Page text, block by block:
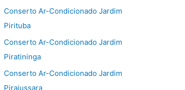
Conserto Ar-Condicionado Jardim
Pirituba
Conserto Ar-Condicionado Jardim
Piratininga
Conserto Ar-Condicionado Jardim
Pirajussara